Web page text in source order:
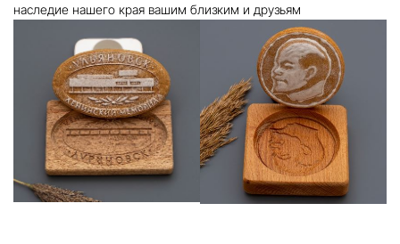
наследие нашего края вашим близким и друзьям